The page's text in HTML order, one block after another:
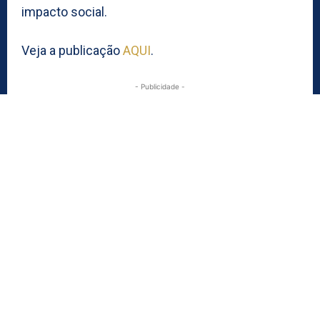
impacto social.
Veja a publicaçãoAQUI.
- Publicidade -